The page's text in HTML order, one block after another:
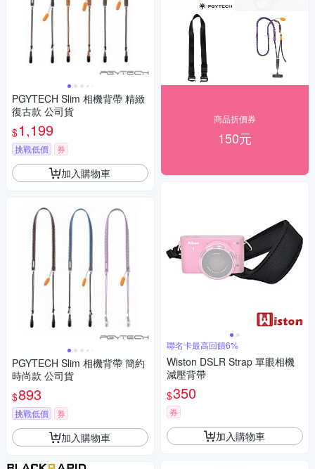
PGYTECH Slim 相機背帶 精緻
復古款 公司貨
$1,199
挑戰低價 券
加入購物車
PGYTECH Slim 相機背帶 簡約
時尚款 公司貨
$893
挑戰低價 券
加入購物車
商品折價券
150元
聯名卡最高回饋6%
Wiston DSLR Strap 單眼相機
減壓背帶
$350
券
加入購物車